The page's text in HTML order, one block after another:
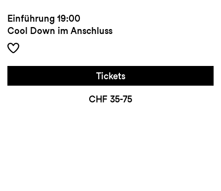
Einführung 19:00
Cool Down im Anschluss
Tickets
CHF 35-75